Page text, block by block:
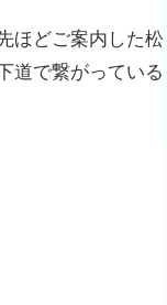
ほどご案内した松
道で繋がっている